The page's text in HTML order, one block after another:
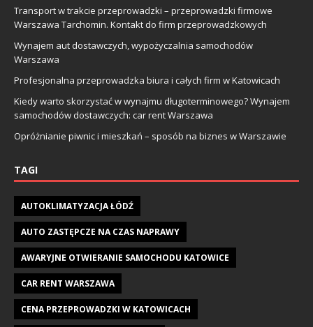
Transport w trakcie przeprowadzki – przeprowadzki firmowe
Warszawa Tarchomin. Kontakt do firm przeprowadzkowych
Wynajem aut dostawczych, wypożyczalnia samochodów
Warszawa
Profesjonalna przeprowadzka biura i całych firm w Katowicach
Kiedy warto skorzystać w wynajmu długoterminowego? Wynajem
samochodów dostawczych: car rent Warszawa
Opróżnianie piwnic i mieszkań – sposób na biznes w Warszawie
TAGI
AUTOKLIMATYZACJA ŁÓDŹ
AUTO ZASTĘPCZE NA CZAS NAPRAWY
AWARYJNE OTWIERANIE SAMOCHODU KATOWICE
CAR RENT WARSZAWA
CENA PRZEPROWADZKI W KATOWICACH